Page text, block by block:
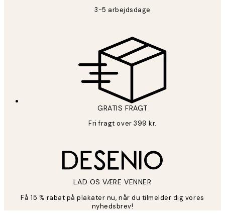
3-5 arbejdsdage
GRATIS FRAGT
Fri fragt over 399 kr.
LAD OS VÆRE VENNER
Få 15 % rabat på plakater nu, når du tilmelder dig vores
nyhedsbrev!